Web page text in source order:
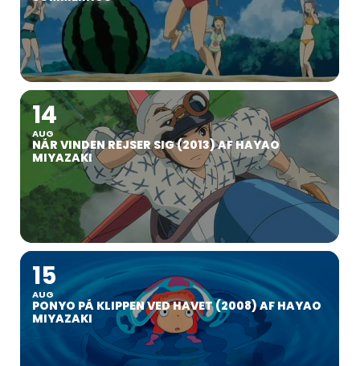
14
AUG
NÅR VINDEN REJSER SIG (2013) AF HAYAO
MIYAZAKI
15
AUG
PONYO PÅ KLIPPEN VED HAVET (2008) AF HAYAO
MIYAZAKI